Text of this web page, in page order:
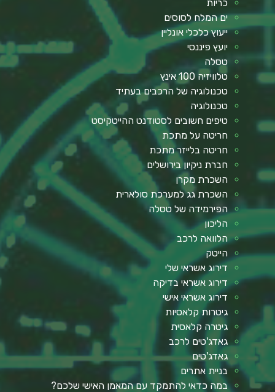
כריות
ים המלח לסוסים
ייעוץ כלכלי אונליין
יועץ פיננסי
טסלה
טלוויזיה 100 אינץ
טכנולוגיה של הרכבים בעתיד
טכנולוגיה
טיפים חשובים לסטודנט ההייטקיסט
חריטה על מתכת
חריטה בלייזר מתכת
חברת ניקיון בירושלים
השכרת מקרן
השכרת גג למערכת סולארית
הפירמידה של טסלה
הליכון
הלוואה לרכב
הייטק
דירוג אשראי שלי
דירוג אשראי בדיקה
דירוג אשראי אישי
גיטרות קלאסיות
גיטרה קלאסית
גאדג'טים לרכב
גאדג'טים
בניית אתרים
במה כדאי להתמקד עם המאמן האישי שלכם?